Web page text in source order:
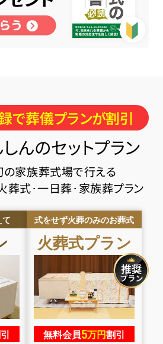
で葬儀プランが割引
んのセットプラン
家族葬式場で行える
葬式･一日葬･家族葬プラン
て 式をせず火葬のみのお葬式
火葬式プラン
無料会員5万円割引